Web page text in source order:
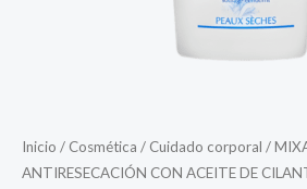
Inicio / Cosmética / Cuidado corporal /
ANTIRESECACIÓN CON ACEITE DE